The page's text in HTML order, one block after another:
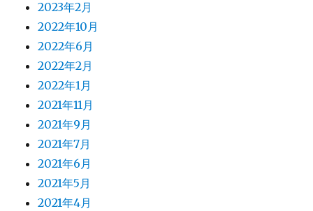
2023年2月
2022年10月
2022年6月
2022年2月
2022年1月
2021年11月
2021年9月
2021年7月
2021年6月
2021年5月
2021年4月